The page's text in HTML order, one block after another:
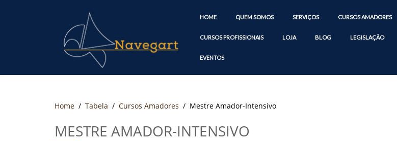
HOME QUEM SOMOS SERVIÇOS CURSOS AMADORES
CURSOS PROFISSIONAIS LOJA BLOG LEGISLAÇÃO
EVENTOS
Home Tabela Cursos Amadores Mestre Amador-Intensivo
MESTRE AMADOR-INTENSIVO